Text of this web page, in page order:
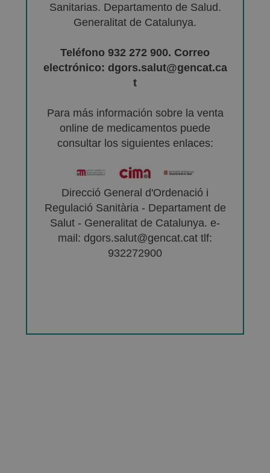
Sanitarias. Departamento de Salud.
Generalitat de Catalunya.
Teléfono 932 272 900. Correo
electrónico: dgors.salut@gencat.ca
t
Para más información sobre la venta
online de medicamentos puede
consultar los siguientes enlaces:
Direcció General d'Ordenació i
Regulació Sanitària - Departament de
Salut - Generalitat de Catalunya. e-
mail: dgors.salut@gencat.cat tlf:
932272900